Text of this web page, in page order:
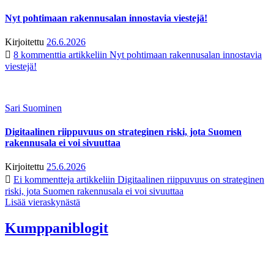
Nyt pohtimaan rakennusalan innostavia viestejä!
Kirjoitettu 26.6.2026
8 kommenttia artikkeliin Nyt pohtimaan rakennusalan innostavia
viestejä!
Sari Suominen
Digitaalinen riippuvuus on strateginen riski, jota Suomen
rakennusala ei voi sivuuttaa
Kirjoitettu 25.6.2026
Ei kommentteja artikkeliin Digitaalinen riippuvuus on strateginen
riski, jota Suomen rakennusala ei voi sivuuttaa
Lisää vieraskynästä
Kumppaniblogit